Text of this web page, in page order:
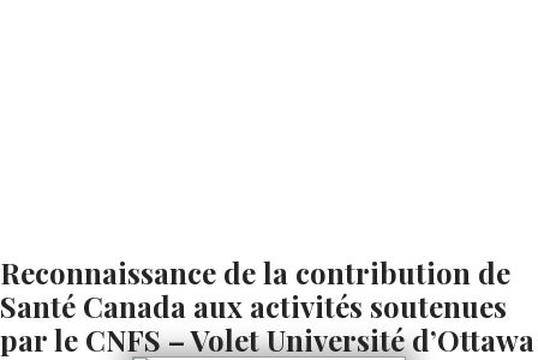
Reconnaissance de la contribution de
Santé Canada aux activités soutenues
par le CNFS – Volet Université d’Ottawa